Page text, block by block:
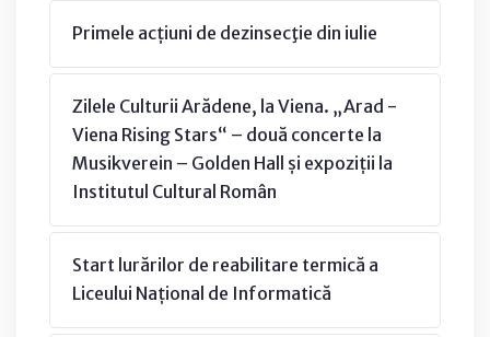
Primele acțiuni de dezinsecţie din iulie
Zilele Culturii Arădene, la Viena. „Arad -
Viena Rising Stars“ – două concerte la
Musikverein – Golden Hall și expoziții la
Institutul Cultural Român
Start lurărilor de reabilitare termică a
Liceului Național de Informatică